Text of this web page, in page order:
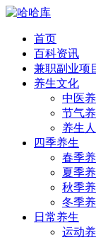
首页
百科资讯
兼职副业项
养生文化
中医
节气
养生
四季养生
春季
夏季
秋季
冬季
日常养生
运动